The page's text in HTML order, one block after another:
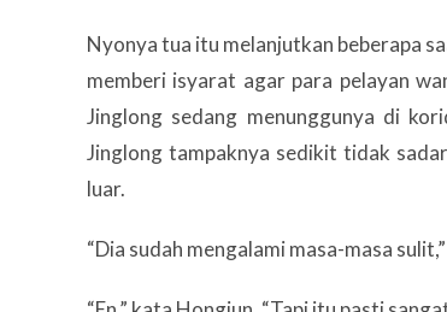
Nyonya tua itu melanjutkan beberapa
memberi isyarat agar para pelayan
Jinglong sedang menunggunya di
Jinglong tampaknya sedikit tidak
luar.
“Dia sudah mengalami masa-masa